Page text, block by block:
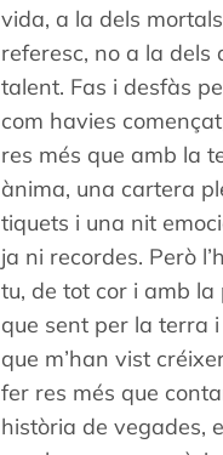
vida, a la dels
referesc, no a la dels
talent. Fas i desfàs
com havies
res més que amb la
ànima, una cartera
tiquets i una nit
ja ni recordes. Però
tu, de tot cor i amb la
que sent per la terra
que m’han vist
fer res més que
història de vegades,